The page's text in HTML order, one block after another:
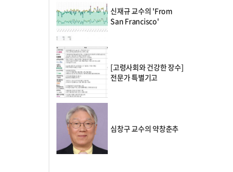
신재규 교수의 'From
San Francisco'
[고령사회와 건강한 장수]
전문가 특별기고
심창구 교수의 약창춘추